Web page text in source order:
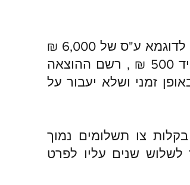
אולם ישנם מס' פרמטרים במידה ויש הכנסות לדוגמא ע"ס של 6,000 ₪
וההוצאות הינם 5,500 ₪ דהיינו נותר לכם ביד 500 ₪ , רשם ההוצאה
זמני ושלא יעבור על
צו תשלומים נמוך
שנים עליו לפרט